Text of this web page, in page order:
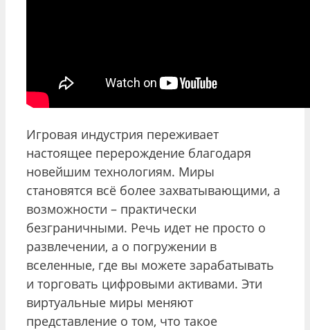
Игровая индустрия переживает
настоящее перерождение благодаря
новейшим технологиям. Миры
становятся всё более захватывающими, а
возможности – практически
безграничными. Речь идет не просто о
развлечении, а о погружении в
вселенные, где вы можете зарабатывать
и торговать цифровыми активами. Эти
виртуальные миры меняют
представление о том, что такое